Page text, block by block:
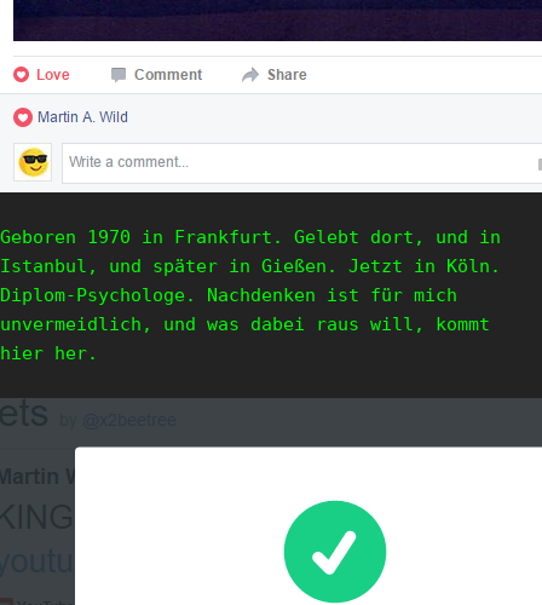
Geboren 1970 in Frankfurt. Gelebt dort, und in
Istanbul, und später in Gießen. Jetzt in Köln.
Diplom-Psychologe. Nachdenken ist für mich
unvermeidlich, und was dabei raus will, kommt
hier her.